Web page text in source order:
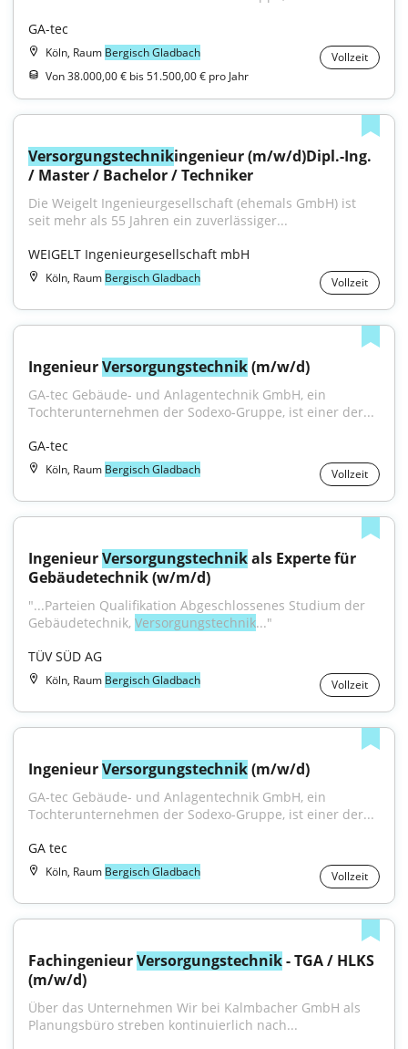
GA-tec
Köln, Raum Bergisch Gladbach
Vollzeit
Von 38.000,00 € bis 51.500,00 € pro Jahr
Versorgungstechnikingenieur (m/w/d)Dipl.-Ing.
/ Master / Bachelor / Techniker
Die Weigelt Ingenieurgesellschaft (ehemals GmbH) ist
seit mehr als 55 Jahren ein zuverlässiger...
WEIGELT Ingenieurgesellschaft mbH
Köln, Raum Bergisch Gladbach Vollzeit
Ingenieur Versorgungstechnik (m/w/d)
GA-tec Gebäude- und Anlagentechnik GmbH, ein
Tochterunternehmen der Sodexo-Gruppe, ist einer der...
GA-tec
Köln, Raum Bergisch Gladbach Vollzeit
Ingenieur Versorgungstechnik als Experte für
Gebäudetechnik (w/m/d)
"...Parteien Qualifikation Abgeschlossenes Studium der
Gebäudetechnik, Versorgungstechnik..."
TÜV SÜD AG
Köln, Raum Bergisch Gladbach Vollzeit
Ingenieur Versorgungstechnik (m/w/d)
GA-tec Gebäude- und Anlagentechnik GmbH, ein
Tochterunternehmen der Sodexo-Gruppe, ist einer der...
GA tec
Köln, Raum Bergisch Gladbach Vollzeit
Fachingenieur Versorgungstechnik - TGA / HLKS
(m/w/d)
Über das Unternehmen Wir bei Kalmbacher GmbH als
Planungsbüro streben kontinuierlich nach...